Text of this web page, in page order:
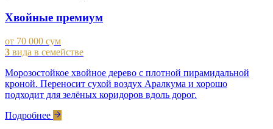
Хвойные премиум
от 70 000 сум
3 вида в семействе
Морозостойкое хвойное дерево с плотной пирамидальной
кроной. Переносит сухой воздух Аралкума и хорошо
подходит для зелёных коридоров вдоль дорог.
Подробнее